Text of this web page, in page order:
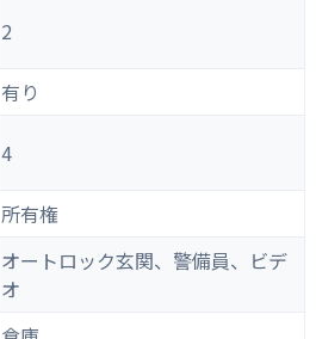
2
有り
4
所有権
オートロック玄関、警備員、ビデ
オ